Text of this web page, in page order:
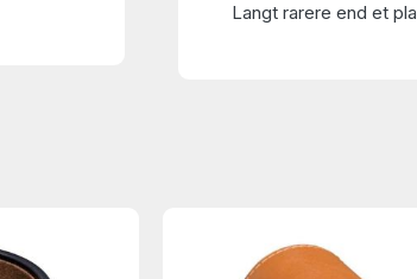
Langt rarere end et